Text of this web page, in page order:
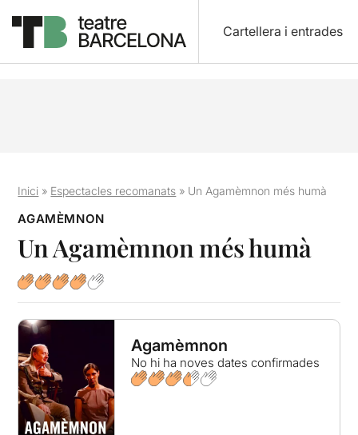
Cartellera i entrades
Inici » Espectacles recomanats » Un Agamèmnon més humà
AGAMÈMNON
Un Agamèmnon més humà
Agamèmnon
No hi ha noves dates confirmades